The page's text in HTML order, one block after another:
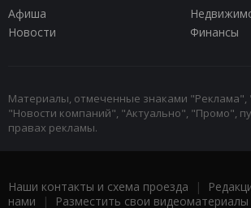
Афиша
Новости
Финансы
Материалы, отмеченные знаками "Реклама",
"Новости компаний", "Актуально", "Промо",
правах рекламы.
Наши контакты и схема проезда |
нами | Разместить свои видеоматериалы